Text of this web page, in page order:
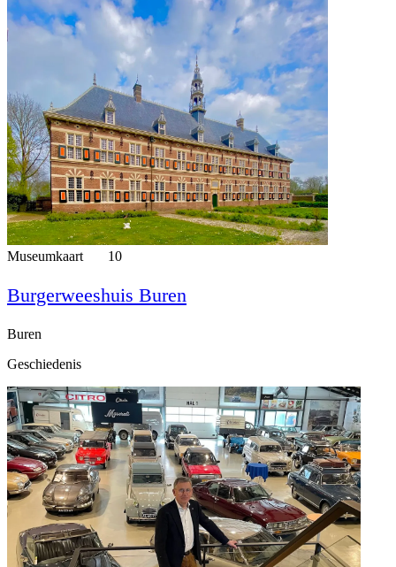
Museumkaart 10
Burgerweeshuis Buren
Buren
Geschiedenis